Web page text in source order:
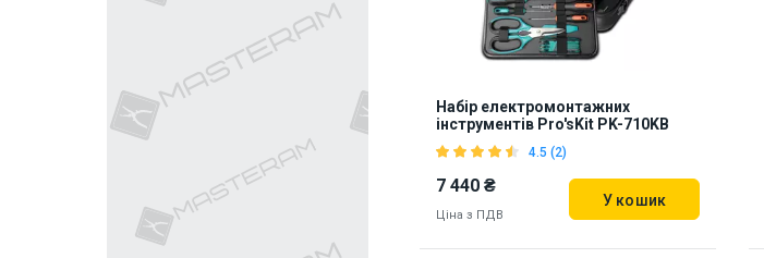
Набір електромонтажних
інструментів Pro'sKit PK-710KB
4.5 (2)
7 440 ₴
Ціна з ПДВ
У кошик